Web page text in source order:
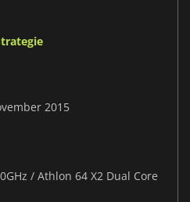
2015
/ Athlon 64 X2 Dual Core